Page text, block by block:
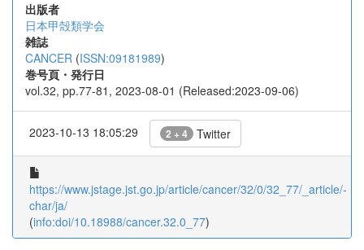
出版者
日本甲殻類学会
雑誌
CANCER (ISSN:09181989)
巻号頁・発行日
vol.32, pp.77-81, 2023-08-01 (Released:2023-09-06)
2023-10-13 18:05:29 2 + 4 Twitter
https://www.jstage.jst.go.jp/article/cancer/32/0/32_77/_article/-
char/ja/
(info:doi/10.18988/cancer.32.0_77)